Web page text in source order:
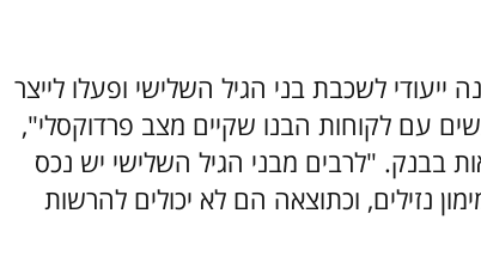
לשכבת בני הגיל השלישי ופעלו לייצר
עם לקוחות הבנו שקיים מצב פרדוקסלי",
בבנק. "לרבים מבני הגיל השלישי יש נכס
נזילים, וכתוצאה הם לא יכולים להרשות